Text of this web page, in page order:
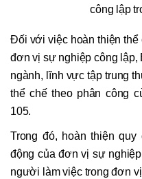
công lập
Đối với việc hoàn thiện thể
đơn vị sự nghiệp công lập,
ngành, lĩnh vực tập trung
thể chế theo phân công
105.
Trong đó, hoàn thiện
động của đơn vị sự
người làm việc trong đơn